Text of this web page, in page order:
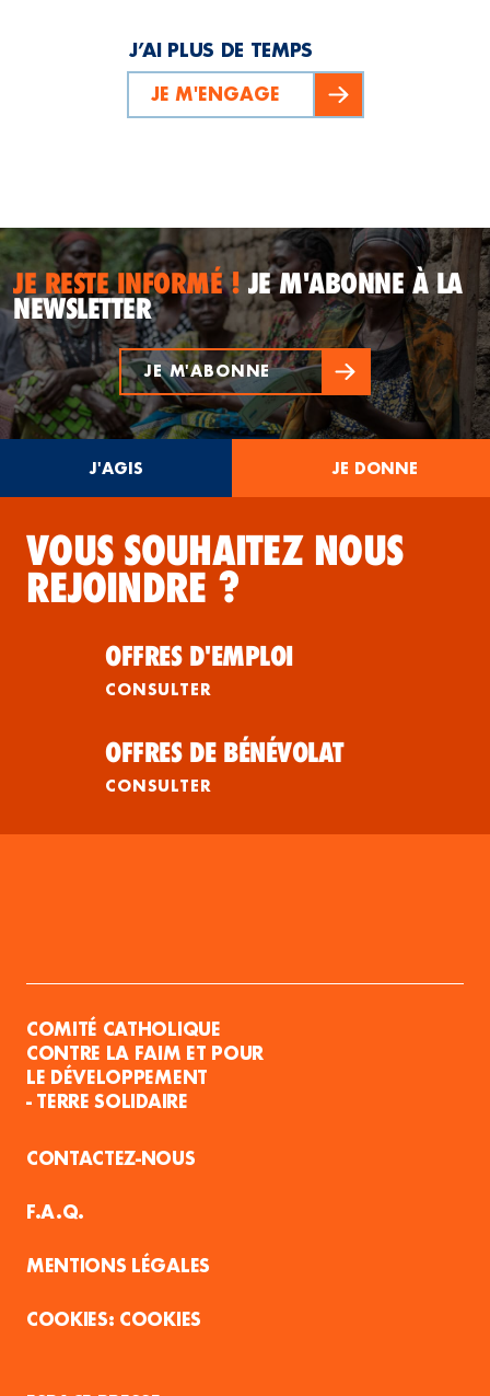
J’AI PLUS DE TEMPS
JE M'ENGAGE
JE RESTE INFORMÉ !JE M'ABONNE À LA
NEWSLETTER
JE M'ABONNE
J'AGIS JE DONNE
VOUS SOUHAITEZ NOUS
REJOINDRE ?
OFFRES D'EMPLOI
CONSULTER
OFFRES DE BÉNÉVOLAT
CONSULTER
COMITÉ CATHOLIQUE
CONTRE LA FAIM ET POUR
LE DÉVELOPPEMENT
- TERRE SOLIDAIRE
CONTACTEZ-NOUS
F.A.Q.
MENTIONS LÉGALES
COOKIES